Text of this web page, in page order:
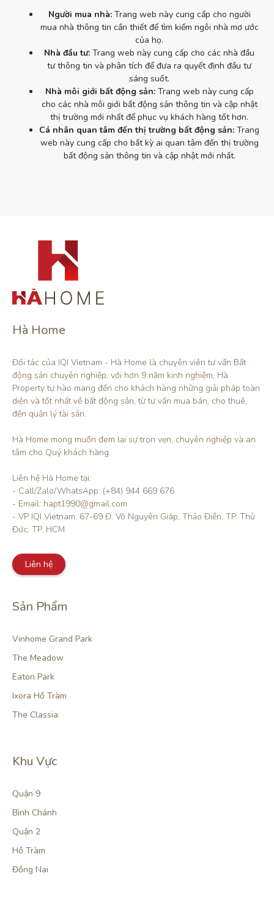
Người mua nhà:Trang web này cung cấp cho người
mua nhà thông tin cần thiết để tìm kiếm ngôi nhà mơ ước
của họ.
Nhà đầu tư: Trang web này cung cấp cho các nhà đầu
tư thông tin và phân tích để đưa ra quyết định đầu tư
sáng suốt.
Nhà môi giới bất động sản:Trang web này cung cấp
cho các nhà môi giới bất động sản thông tin và cập nhật
thị trường mới nhất để phục vụ khách hàng tốt hơn.
Cá nhân quan tâm đến thị trường bất động sản: Trang
web này cung cấp cho bất kỳ ai quan tâm đến thị trường
bất động sản thông tin và cập nhật mới nhất.
Hà Home
Đối tác của IQI Vietnam - Hà Home là chuyên viên tư vấn Bất
động sản chuyên nghiệp, với hơn 9 năm kinh nghiệm, Hà
Property tự hào mang đến cho khách hàng những giải pháp toàn
diện và tốt nhất về bất động sản, từ tư vấn mua bán, cho thuê,
đến quản lý tài sản.
Hà Home mong muốn đem lại sự trọn vẹn, chuyên nghiệp và an
tâm cho Quý khách hàng.
Liên hệ Hà Home tại:
- Call/Zalo/WhatsApp: (+84) 944 669 676
- Email: hapt1990@gmail.com
- VP IQI Vietnam: 67-69 Đ. Võ Nguyên Giáp, Thảo Điền, TP. Thủ
Đức, TP. HCM
Liên hệ
Sản Phẩm
Vinhome Grand Park
The Meadow
Eaton Park
Ixora Hồ Tràm
The Classia
Khu Vực
Quận 9
Bình Chánh
Quận 2
Hồ Tràm
Đồng Nai